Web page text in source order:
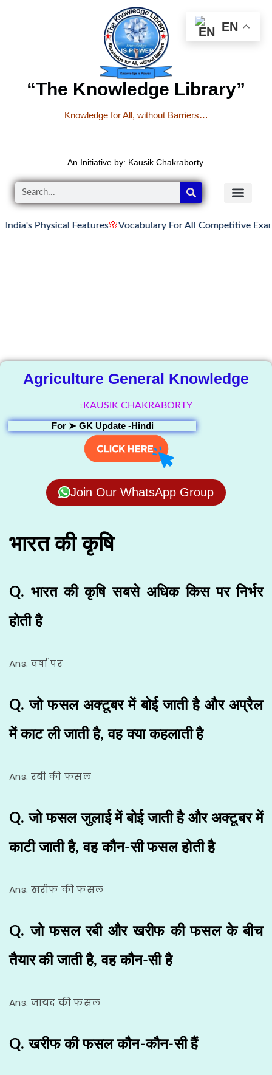
“The Knowledge Library”
Knowledge for All, without Barriers…
An Initiative by: Kausik Chakraborty.
Features🌸Vocabulary For All Competitive Exams 07-
Agriculture General Knowledge
KAUSIK CHAKRABORTY
For ➤ GK Update -Hindi
Join Our WhatsApp Group
भारत की कृषि
Q. भारत की कृषि सबसे अधिक किस पर निर्भर
होती है
Ans. वर्षा पर
Q. जो फसल अक्टूबर में बोई जाती है और अप्रैल
में काट ली जाती है, वह क्या कहलाती है
Ans. रबी की फसल
Q. जो फसल जुलाई में बोई जाती है और अक्टूबर में
काटी जाती है, वह कौन-सी फसल होती है
Ans. खरीफ की फसल
Q. जो फसल रबी और खरीफ की फसल के बीच
तैयार की जाती है, वह कौन-सी है
Ans. जायद की फसल
Q. खरीफ की फसल कौन-कौन-सी हैं
EN